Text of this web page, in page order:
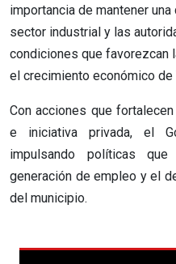
importancia de mantener
sector industrial y las
condiciones que favorezcan
el crecimiento económico de
Con acciones que
e iniciativa privada, el
impulsando políticas
generación de empleo y el
del municipio.